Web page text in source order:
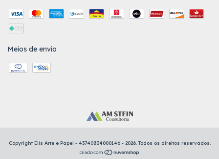
Meios de envio
Copyright Elis Arte e Papel - 43740834000146 - 2026. Todos os direitos reservados.